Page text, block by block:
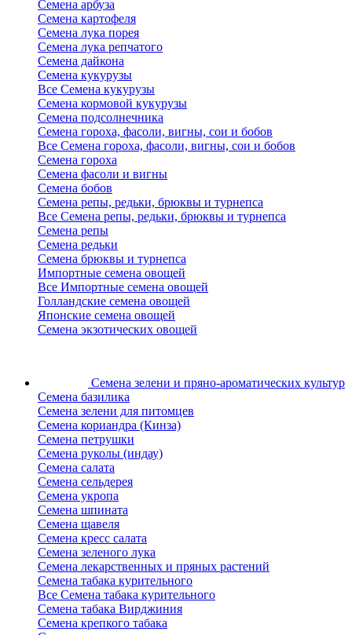
Семена арбуза
Семена картофеля
Семена лука порея
Семена лука репчатого
Семена дайкона
Семена кукурузы
Все Семена кукурузы
Семена кормовой кукурузы
Семена подсолнечника
Семена гороха, фасоли, вигны, сои и бобов
Все Семена гороха, фасоли, вигны, сои и бобов
Семена гороха
Семена фасоли и вигны
Семена бобов
Семена репы, редьки, брюквы и турнепса
Все Семена репы, редьки, брюквы и турнепса
Семена репы
Семена редьки
Семена брюквы и турнепса
Импортные семена овощей
Все Импортные семена овощей
Голландские семена овощей
Японские семена овощей
Семена экзотических овощей
Семена зелени и пряно-ароматических культур
Семена базилика
Семена зелени для питомцев
Семена кориандра (Кинза)
Семена петрушки
Семена руколы (индау)
Семена салата
Семена сельдерея
Семена укропа
Семена шпината
Семена щавеля
Семена кресс салата
Семена зеленого лука
Семена лекарственных и пряных растений
Семена табака курительного
Все Семена табака курительного
Семена табака Вирджиния
Семена крепкого табака